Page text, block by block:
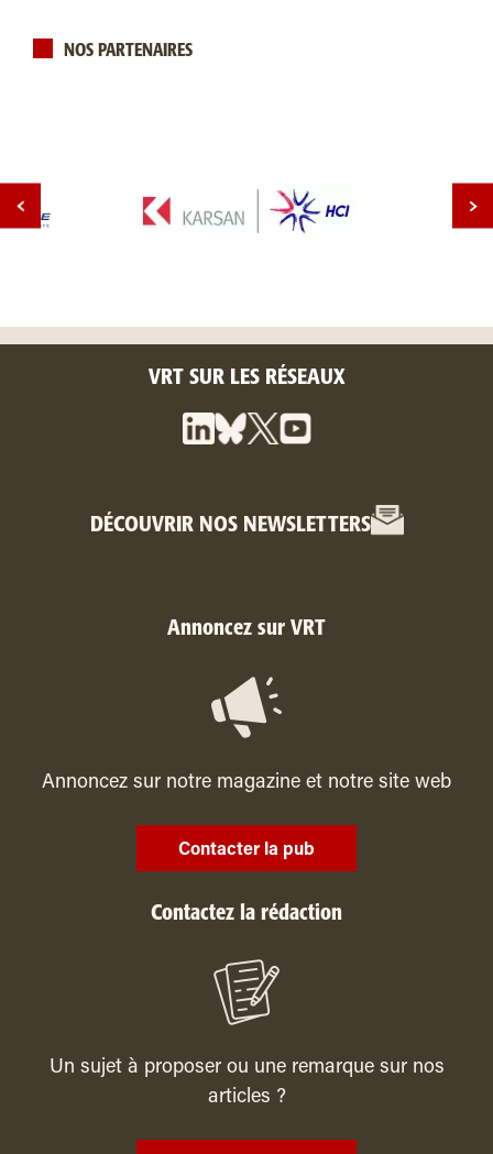
NOS PARTENAIRES
VRT SUR LES RÉSEAUX
DÉCOUVRIR NOS NEWSLETTERS
Annoncez sur VRT
Annoncez sur notre magazine et notre site web
Contacter la pub
Contactez la rédaction
Un sujet à proposer ou une remarque sur nos
articles ?